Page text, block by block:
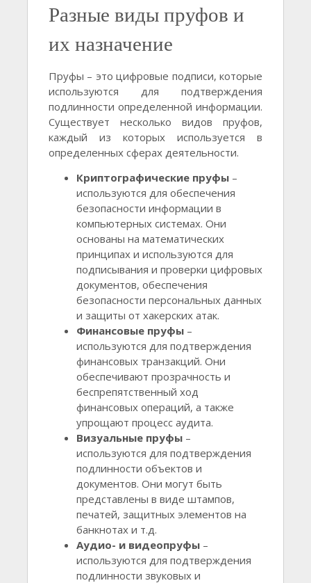
Разные виды пруфов и
их назначение
Пруфы – это цифровые подписи, которые
используются для подтверждения
подлинности определенной информации.
Существует несколько видов пруфов,
каждый из которых используется в
определенных сферах деятельности.
Криптографические пруфы –
используются для обеспечения
безопасности информации в
компьютерных системах. Они
основаны на математических
принципах и используются для
подписывания и проверки цифровых
документов, обеспечения
безопасности персональных данных
и защиты от хакерских атак.
Финансовые пруфы –
используются для подтверждения
финансовых транзакций. Они
обеспечивают прозрачность и
беспрепятственный ход
финансовых операций, а также
упрощают процесс аудита.
Визуальные пруфы –
используются для подтверждения
подлинности объектов и
документов. Они могут быть
представлены в виде штампов,
печатей, защитных элементов на
банкнотах и т.д.
Аудио- и видеопруфы –
используются для подтверждения
подлинности звуковых и